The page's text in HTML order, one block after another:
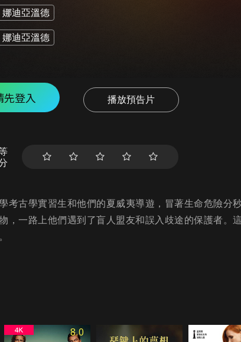
娜迪亞溫德
娜迪亞溫德
先登入 播放預告片
考古學實習生和他們的夏威夷導遊，冒著生命危險分
物，一路上他們遇到了盲人盟友和誤入歧途的保護者
8.0